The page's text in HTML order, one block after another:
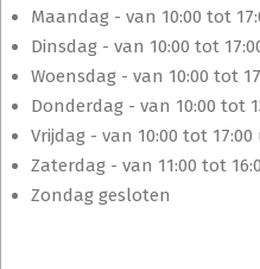
Maandag - van 10:00 tot
Dinsdag - van 10:00 tot
Woensdag - van 10:00 tot
Donderdag - van 10:00 tot
Vrijdag - van 10:00 tot
Zaterdag - van 11:00 tot
Zondag gesloten